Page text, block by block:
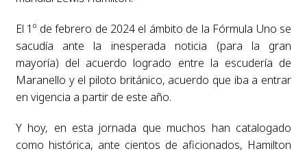
El 1º de febrero de 2024 el ámbito de la Fórmula Uno se
sacudía ante la inesperada noticia (para la gran
mayoría) del acuerdo logrado entre la escudería de
Maranello y el piloto británico, acuerdo que iba a entrar
en vigencia a partir de este año.
Y hoy, en esta jornada que muchos han catalogado
como histórica, ante cientos de aficionados, Hamilton